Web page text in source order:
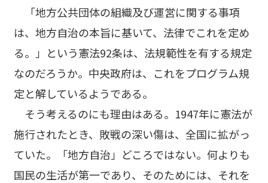
「地方公共団体の組織及び運営に関する事項
は、地方自治の本旨に基いて、法律でこれを定め
る。」という憲法92条は、法規範性を有する規定
なのだろうか。中央政府は、これをプログラム規
定と解しているようである。
そう考えるのにも理由はある。1947年に憲法が
施行されたとき、敗戦の深い傷は、全国に拡がっ
ていた。「地方自治」どころではない。何よりも
国民の生活が第一であり、そのためには、それを